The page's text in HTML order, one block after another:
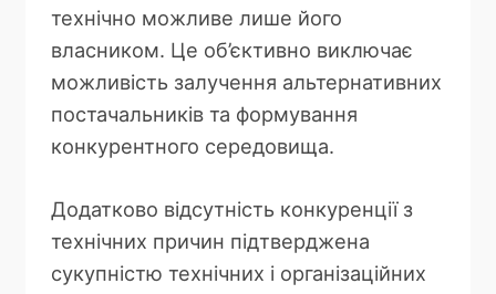
технічно можливе лише його
власником. Це об’єктивно виключає
можливість залучення альтернативних
постачальників та формування
конкурентного середовища.
Додатково відсутність конкуренції з
технічних причин підтверджена
сукупністю технічних і організаційних